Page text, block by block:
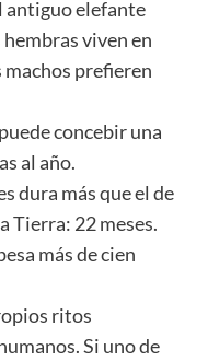
antiguo elefante
viven en
machos prefieren
concebir una
al año.
dura más que el de
Tierra: 22 meses.
más de cien
ritos
Si uno de